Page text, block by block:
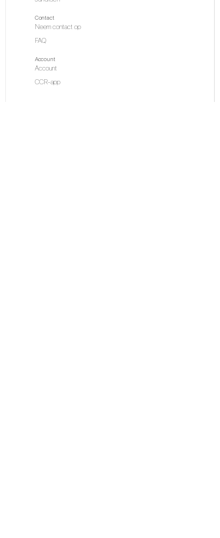
Contact
Neem contact op
FAQ
Account
Account
CCR-app